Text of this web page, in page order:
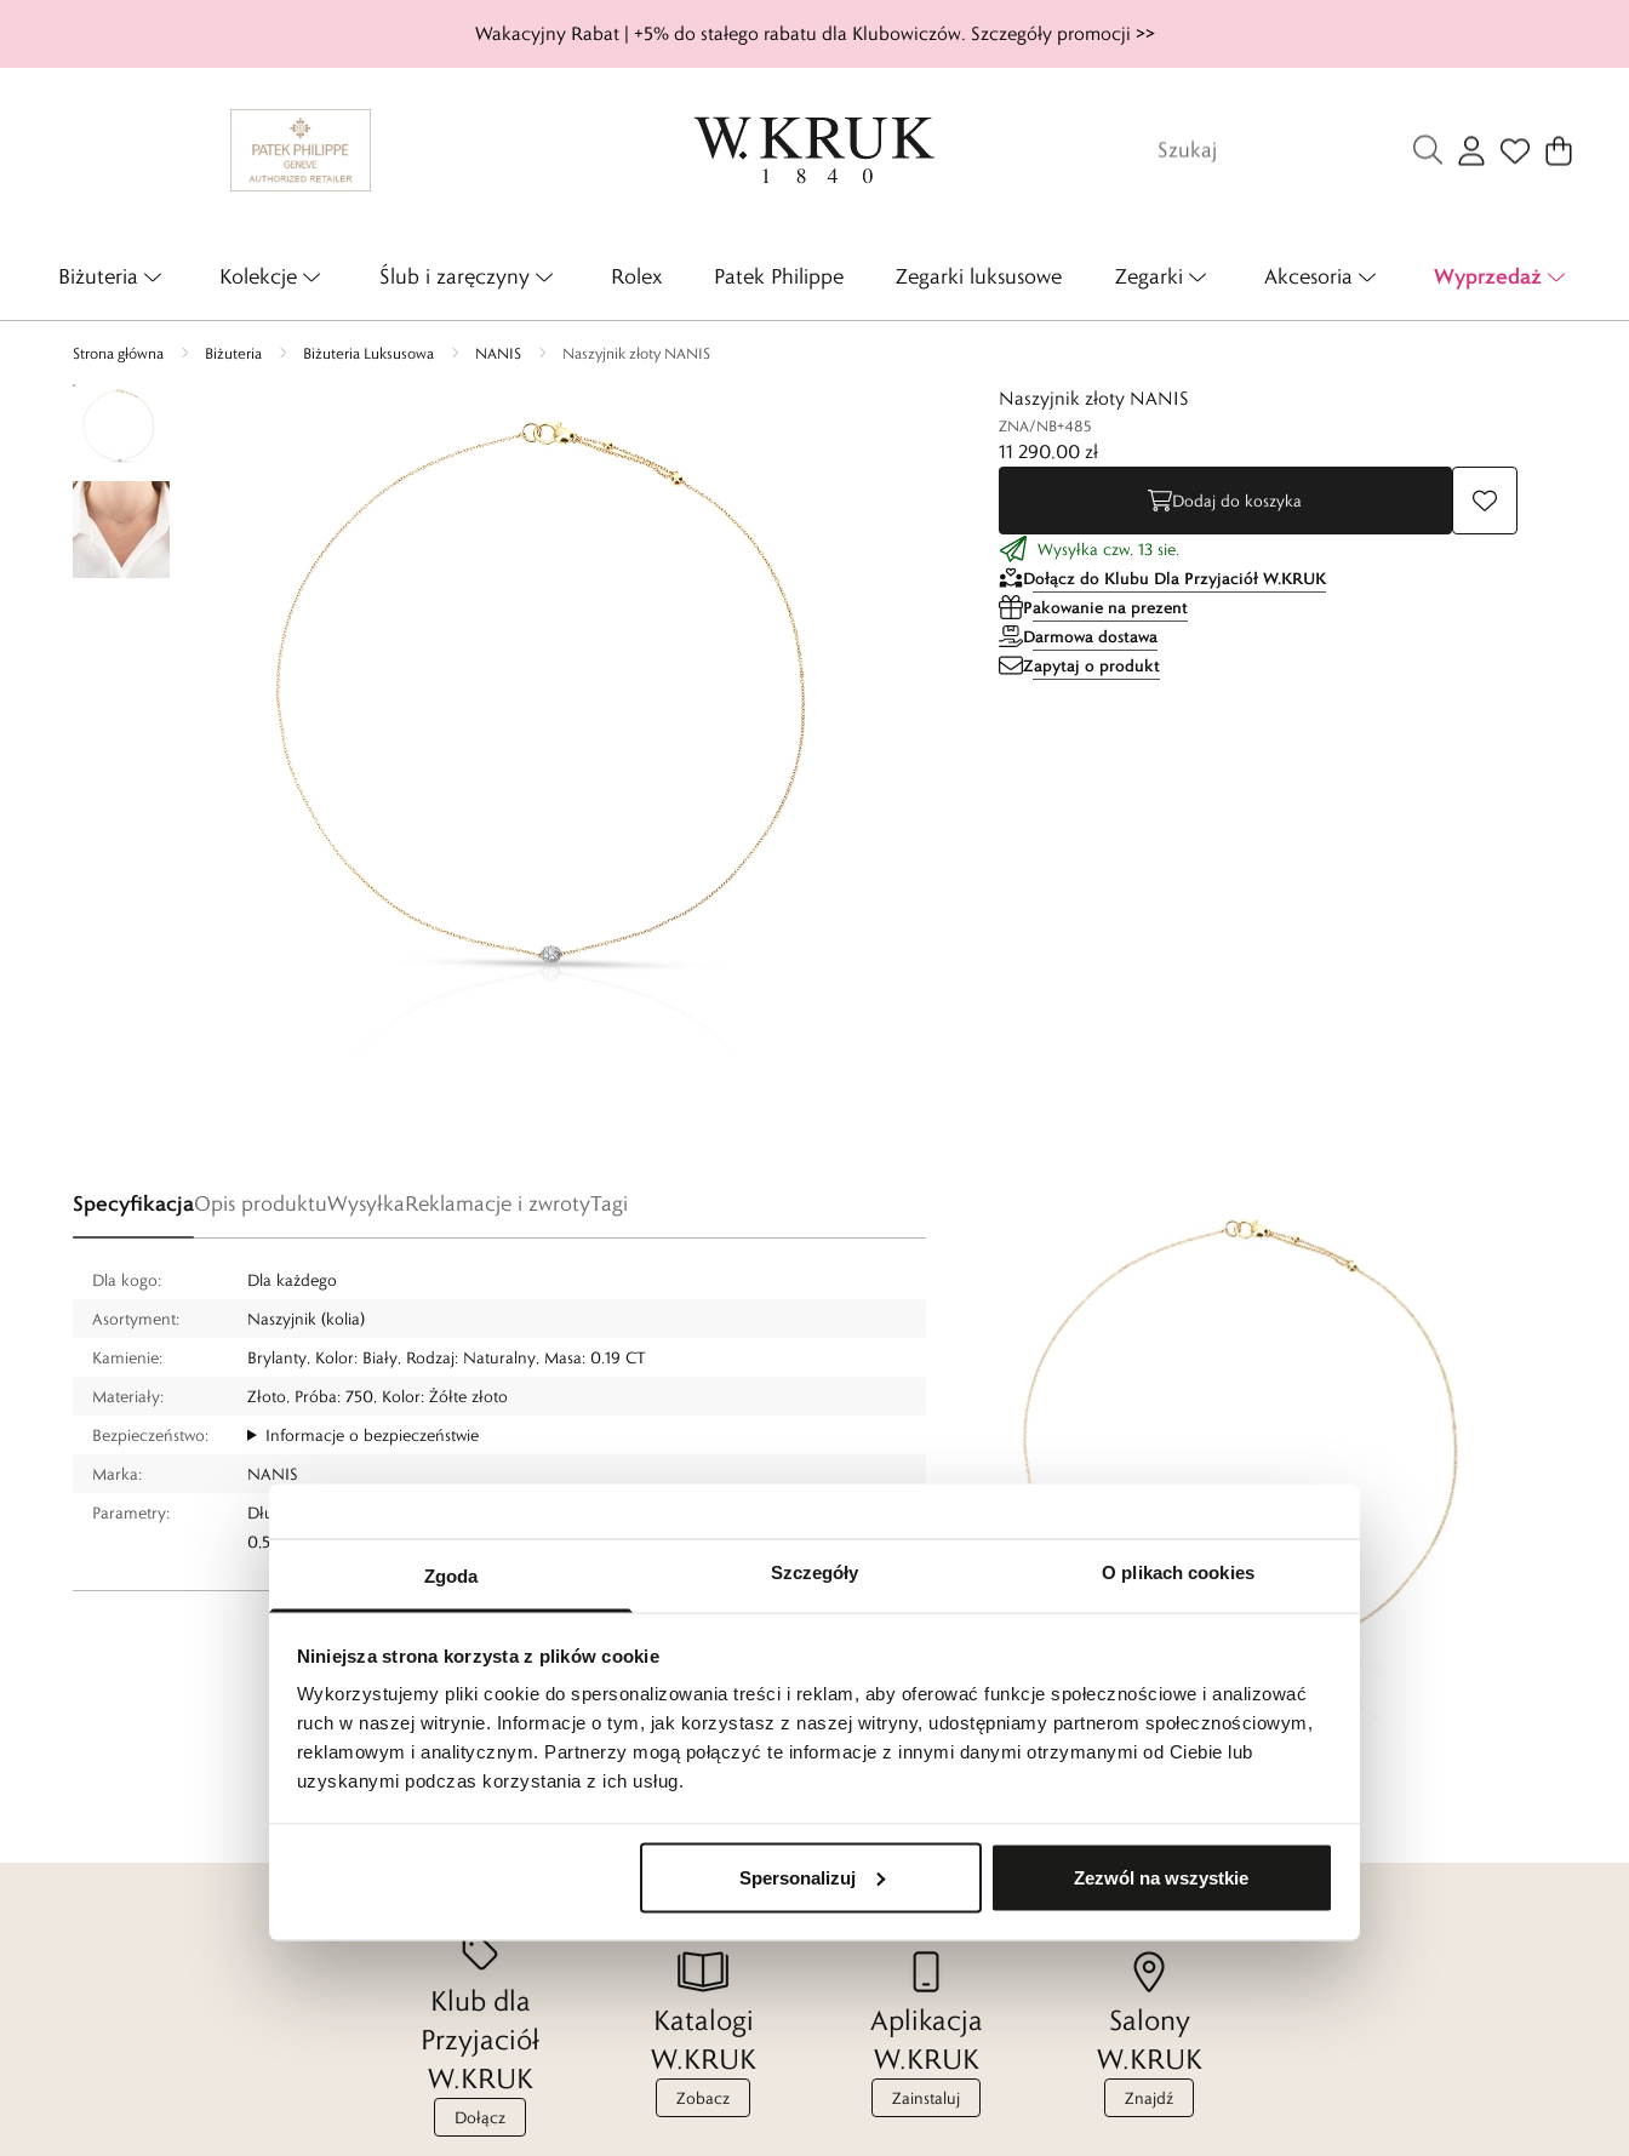
Zgoda Szczegóły O plikach cookies
Niniejsza strona korzysta z plików cookie
Wykorzystujemy pliki cookie do spersonalizowania treści i reklam, aby oferować funkcje społecznościowe i analizować
ruch w naszej witrynie. Informacje o tym, jak korzystasz z naszej witryny, udostępniamy partnerom społecznościowym,
reklamowym i analitycznym. Partnerzy mogą połączyć te informacje z innymi danymi otrzymanymi od Ciebie lub
uzyskanymi podczas korzystania z ich usług.
Spersonalizuj Zezwól na wszystkie
Wakacyjny Rabat | +5% do stałego rabatu dla Klubowiczów. Szczegóły promocji >>
Biżuteria Kolekcje Ślub i zaręczyny Rolex Patek Philippe Zegarki luksusowe Zegarki Akcesoria Wyprzedaż
Strona główna Biżuteria Biżuteria Luksusowa NANIS Naszyjnik złoty NANIS
Naszyjnik złoty NANIS
ZNA/NB+485
11 290,00 zł
Dodaj do koszyka
Wysyłka czw. 13 sie.
Dołącz do Klubu Dla Przyjaciół W.KRUK
Pakowanie na prezent
Darmowa dostawa
Zapytaj o produkt
SpecyfikacjaOpis produktuWysyłkaReklamacje i zwrotyTagi
Dla kogo:
Dla każdego
Asortyment:
Naszyjnik (kolia)
Kamienie:
Brylanty, Kolor: Biały, Rodzaj: Naturalny, Masa: 0.19 CT
Materiały:
Złoto, Próba: 750, Kolor: Żółte złoto
Bezpieczeństwo:
Informacje o bezpieczeństwie
Marka:
NANIS
Parametry:
Długość do 40 cm, regulowana, wymiary el ozdobnego: długość do 0,4 cm, szerokość do
0,5 cm.
Klub dla
Przyjaciół
W.KRUK
Dołącz
Katalogi
W.KRUK
Zobacz
Aplikacja
W.KRUK
Zainstaluj
Salony
W.KRUK
Znajdź